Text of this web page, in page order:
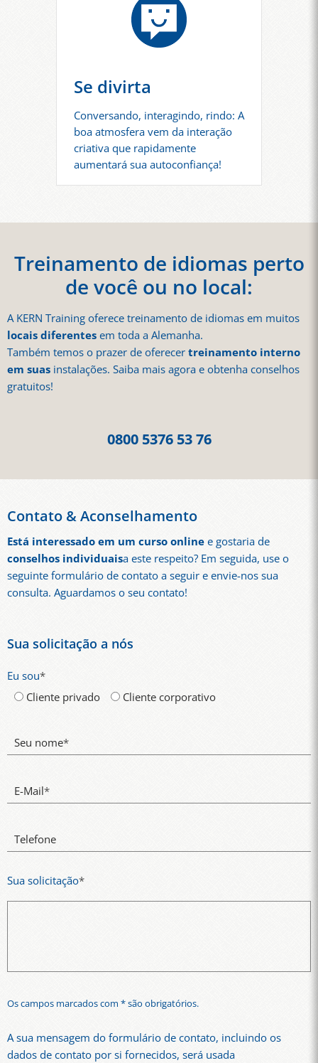
Se divirta
Conversando, interagindo, rindo: A
boa atmosfera vem da interação
criativa que rapidamente
aumentará sua autoconfiança!
Treinamento de idiomas perto
de você ou no local:
A KERN Training oferece treinamento de idiomas em muitos
locais diferentesem toda a Alemanha.
Também temos o prazer de oferecertreinamento interno
em suas instalações. Saiba mais agora e obtenha conselhos
gratuitos!
0800 5376 53 76
Contato & Aconselhamento
Está interessado em um curso onlinee gostaria de
conselhos individuaisa este respeito? Em seguida, use o
seguinte formulário de contato a seguir e envie-nos sua
consulta. Aguardamos o seu contato!
Sua solicitação a nós
Eu sou*
Cliente privado
Cliente corporativo
Seu nome*
E-Mail*
Telefone
Sua solicitação*
Os campos marcados com * são obrigatórios.
A sua mensagem do formulário de contato, incluindo os
dados de contato por si fornecidos, será usada